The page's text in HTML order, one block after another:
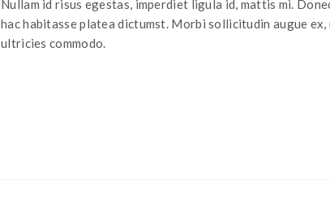
Nullam id risus egestas, imperdiet ligula id, mattis mi.
hac habitasse platea dictumst. Morbi sollicitudin augue
ultricies commodo.